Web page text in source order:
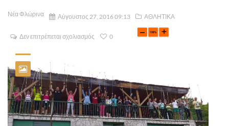
Νέα Φλώρινα Αύγουστος 27, 2016 09:13 ΑΘΛΗΤΙΚΑ
Δεν επιτρέπεται σχολιασμός 0